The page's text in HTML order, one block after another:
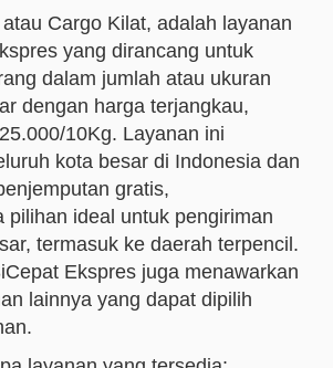
Cargo Kilat, adalah layanan
yang dirancang untuk
dalam jumlah atau ukuran
dengan harga terjangkau,
10Kg. Layanan ini
kota besar di Indonesia dan
gratis,
pilihan ideal untuk pengiriman
termasuk ke daerah terpencil.
Ekspres juga menawarkan
lainnya yang dapat dipilih